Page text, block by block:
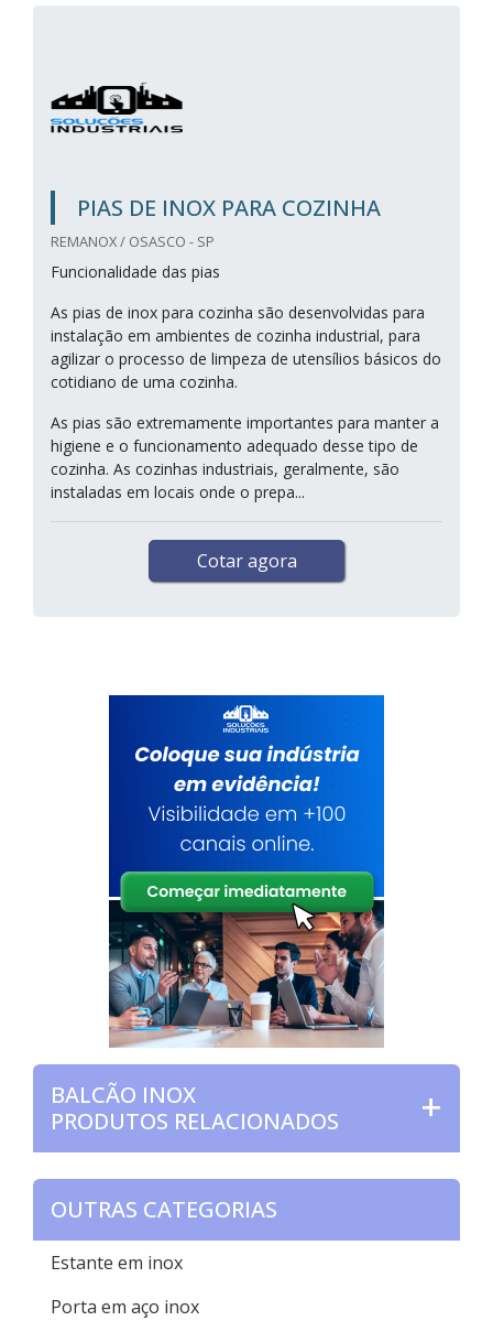
PIAS DE INOX PARA COZINHA
REMANOX / OSASCO - SP
Funcionalidade das pias
As pias de inox para cozinha são desenvolvidas para
instalação em ambientes de cozinha industrial, para
agilizar o processo de limpeza de utensílios básicos do
cotidiano de uma cozinha.
As pias são extremamente importantes para manter a
higiene e o funcionamento adequado desse tipo de
cozinha. As cozinhas industriais, geralmente, são
instaladas em locais onde o prepa...
Cotar agora
BALCÃO INOX
PRODUTOS RELACIONADOS
OUTRAS CATEGORIAS
Estante em inox
Porta em aço inox